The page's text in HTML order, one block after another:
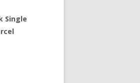
Single